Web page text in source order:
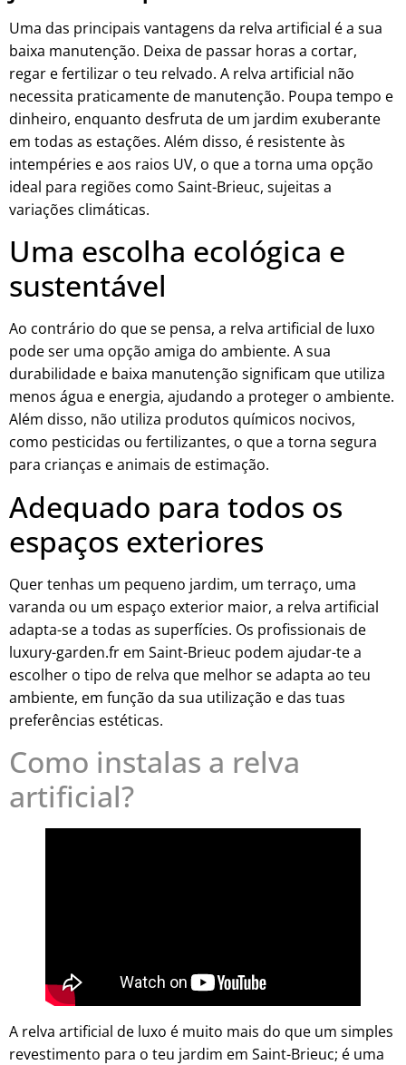
Uma das principais vantagens da relva artificial é a sua
baixa manutenção. Deixa de passar horas a cortar,
regar e fertilizar o teu relvado. A relva artificial não
necessita praticamente de manutenção. Poupa tempo e
dinheiro, enquanto desfruta de um jardim exuberante
em todas as estações. Além disso, é resistente às
intempéries e aos raios UV, o que a torna uma opção
ideal para regiões como Saint-Brieuc, sujeitas a
variações climáticas.
Uma escolha ecológica e
sustentável
Ao contrário do que se pensa, a relva artificial de luxo
pode ser uma opção amiga do ambiente. A sua
durabilidade e baixa manutenção significam que utiliza
menos água e energia, ajudando a proteger o ambiente.
Além disso, não utiliza produtos químicos nocivos,
como pesticidas ou fertilizantes, o que a torna segura
para crianças e animais de estimação.
Adequado para todos os
espaços exteriores
Quer tenhas um pequeno jardim, um terraço, uma
varanda ou um espaço exterior maior, a relva artificial
adapta-se a todas as superfícies. Os profissionais de
luxury-garden.fr em Saint-Brieuc podem ajudar-te a
escolher o tipo de relva que melhor se adapta ao teu
ambiente, em função da sua utilização e das tuas
preferências estéticas.
Como instalas a relva
artificial?
A relva artificial de luxo é muito mais do que um simples
revestimento para o teu jardim em Saint-Brieuc; é uma